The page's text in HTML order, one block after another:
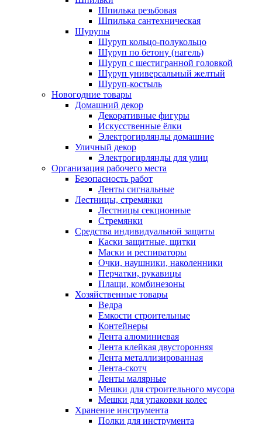
Шпилька резьбовая
Шпилька сантехническая
Шурупы
Шуруп кольцо-полукольцо
Шуруп по бетону (нагель)
Шуруп с шестигранной головкой
Шуруп универсальный желтый
Шуруп-костыль
Новогодние товары
Домашний декор
Декоративные фигуры
Искусственные ёлки
Электрогирлянды домашние
Уличный декор
Электрогирлянды для улиц
Организация рабочего места
Безопасность работ
Ленты сигнальные
Лестницы, стремянки
Лестницы секционные
Стремянки
Средства индивидуальной защиты
Каски защитные, щитки
Маски и респираторы
Очки, наушники, наколенники
Перчатки, рукавицы
Плащи, комбинезоны
Хозяйственные товары
Ведра
Емкости строительные
Контейнеры
Лента алюминиевая
Лента клейкая двусторонняя
Лента металлизированная
Лента-скотч
Ленты малярные
Мешки для строительного мусора
Мешки для упаковки колес
Хранение инструмента
Полки для инструмента